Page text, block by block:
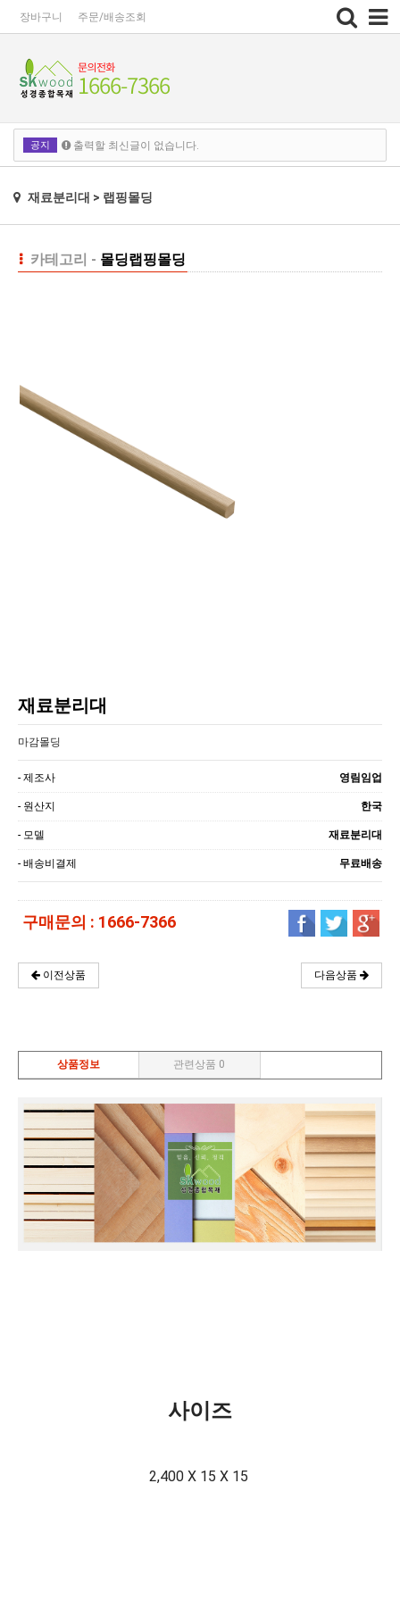
장바구니 주문/배송조회
Toggle
navigation
공지 출력할 최신글이 없습니다.
재료분리대 > 랩핑몰딩
카테고리 - 몰딩랩핑몰딩
재료분리대
마감몰딩
- 제조사 영림임업
- 원산지 한국
- 모델 재료분리대
- 배송비결제 무료배송
구매문의 : 1666-7366
이전상품 다음상품
상품정보 관련상품 0
사이즈
2,400 X 15 X 15